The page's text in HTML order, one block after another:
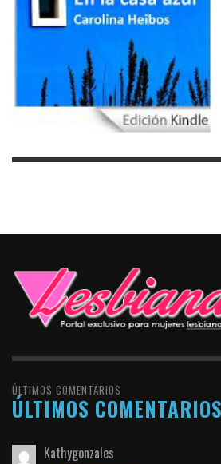
ÚLTIMOS COMENTARIOS
ÚLTIMOS COMENTARIOS
Kathygonzales